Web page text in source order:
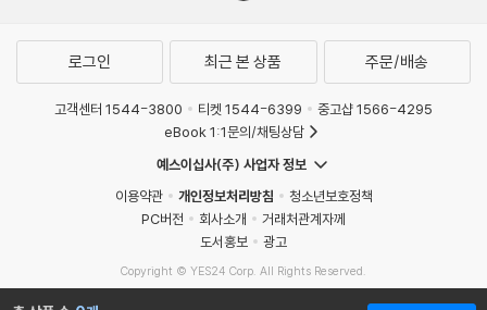
로그인 최근 본 상품 주문/배송
고객센터 1544-3800 티켓 1544-6399
중고샵 1566-4295
eBook 1:1문의/채팅상담
예스이십사(주) 사업자 정보
이용약관
개인정보처리방침
청소년보호정책
PC버전
회사소개
거래처관계자께
도서홍보
광고
Copyright © YES24 Corp. All Rights Reserved.
MATOM5